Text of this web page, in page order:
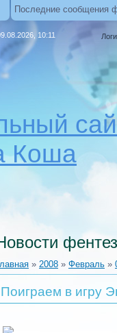
Последние сообщения
10:11
Коша
» 2008 » Февраль »
Поиграем в игру